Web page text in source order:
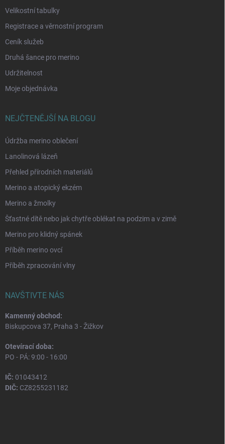
Velikostní tabulky
Registrace a věrnostní program
Ceník služeb
Druhá šance pro merino
Udržitelnost
Moje objednávka
NEJČTENĚJŠÍ NA BLOGU
Údržba merino oblečení
Lanolinová lázeň
Přehled přírodních materiálů
Merino a atopický ekzém
Merino a žmolky
Šťastné dítě nebo jak chytře oblékat na podzim a v zimě
Merino pro klidný spánek
Příběh merino ovcí
Příběh zpracování vlny
NAVŠTIVTE NÁS
Kamenný obchod:
Biskupcova 37, Praha 3 - Žižkov
Otevírací doba:
PO - PÁ: 9:00 - 16:00
IČ: 01043412
DIČ: CZ8255231182